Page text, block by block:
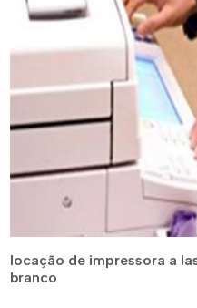
locação de impressora a
branco